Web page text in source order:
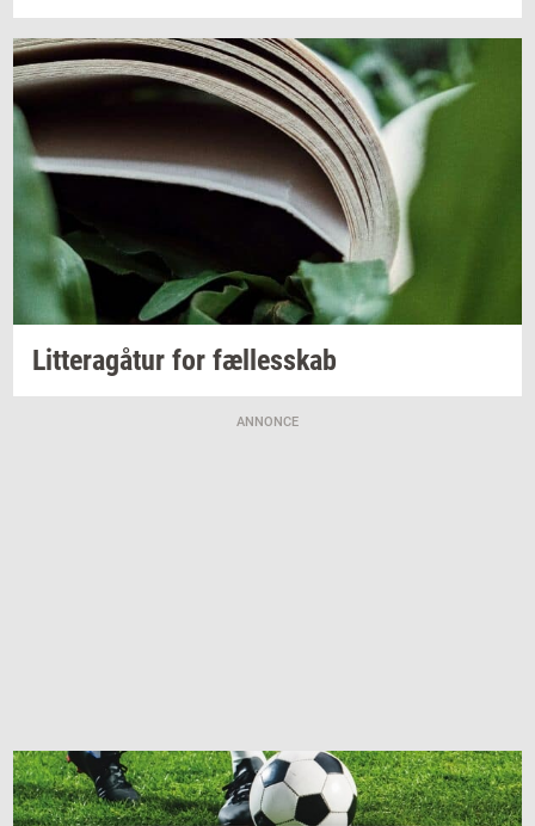
Lit­tera­gå­tur for fæl­les­skab
ANNONCE